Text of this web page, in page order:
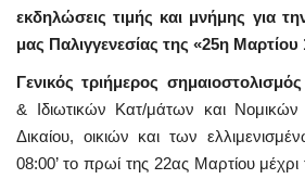
εκδηλώσεις τιμής και μνήμης για
μας Παλιγγενεσίας της «25η Μαρτίου
Γενικός τριήμερος σημαιοστολισμός
& Ιδιωτικών Κατ/μάτων και
Δικαίου, οικιών και των
08:00’ το πρωί της 22ας Μαρτίου μέχρι